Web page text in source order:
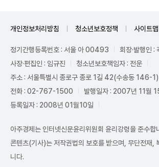
개인정보처리방침 청소년보호정책 사이트맵
정기간행등록번호 : 서울 아 00493
회장·발행인 :
사장·편집인 : 임규진
청소년보호책임자 : 전운
주소 : 서울특별시 종로구 종로 1길 42(수송동 146-
전화 : 02-767-1500
발행일자 : 2007년 11월
등록일자 : 2008년 01월10일
아주경제는 인터넷신문윤리위원회 윤리강령을 준수합
콘텐츠(기사)는 저작권법의 보호를 받으며, 무단전재,
니다.